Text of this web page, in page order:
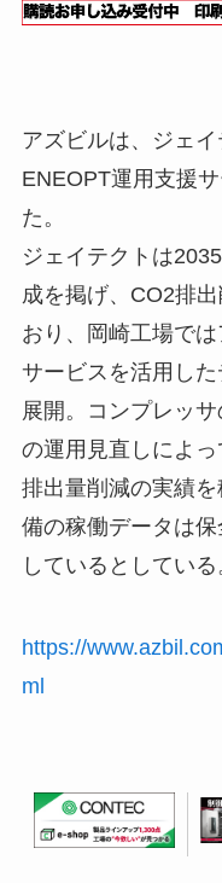
アズビルは、ジェ
ENEOPT運用支援
た。
ジェイテクトは
成を掲げ、CO2排
おり、岡崎工場で
サービスを活用し
展開。コンプレッ
の運用見直しによ
排出量削減の実績
備の稼働データは
しているとしている
https://
ml